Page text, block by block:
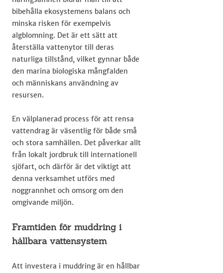
bibehålla ekosystemens balans och
minska risken för exempelvis
algblomning. Det är ett sätt att
återställa vattenytor till deras
naturliga tillstånd, vilket gynnar både
den marina biologiska mångfalden
och människans användning av
resursen.
En välplanerad process för att rensa
vattendrag är väsentlig för både små
och stora samhällen. Det påverkar allt
från lokalt jordbruk till internationell
sjöfart, och därför är det viktigt att
denna verksamhet utförs med
noggrannhet och omsorg om den
omgivande miljön.
Framtiden för muddring i
hållbara vattensystem
Att investera i muddring är en hållbar